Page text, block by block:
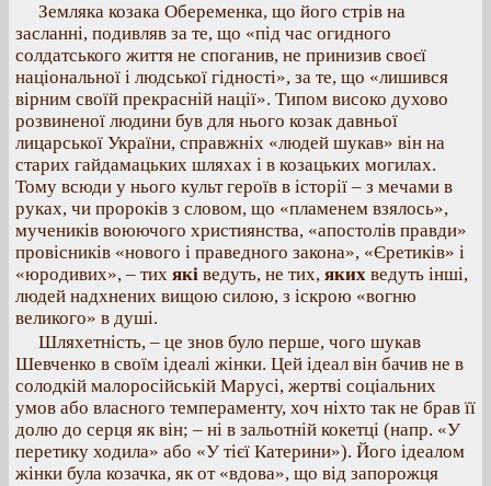
Земляка козака Обеременка, що його стрів на
засланні, подивляв за те, що «під час огидного
солдатського життя не споганив, не принизив своєї
національної і людської гідності», за те, що «лишився
вірним своїй прекрасній нації». Типом високо духово
розвиненої людини був для нього козак давньої
лицарської України, справжніх «людей шукав» він на
старих гайдамацьких шляхах і в козацьких могилах.
Тому всюди у нього культ героїв в історії – з мечами в
руках, чи пророків з словом, що «пламенем взялось»,
мучеників воюючого християнства, «апостолів правди»
провісників «нового і праведного закона», «Єретиків» і
«юродивих», – тих які ведуть, не тих, яких ведуть інші,
людей надхнених вищою силою, з іскрою «вогню
великого» в душі.
Шляхетність, – це знов було перше, чого шукав
Шевченко в своїм ідеалі жінки. Цей ідеал він бачив не в
солодкій малоросійській Марусі, жертві соціальних
умов або власного темпераменту, хоч ніхто так не брав її
долю до серця як він; – ні в зальотній кокетці (напр. «У
перетику ходила» або «У тієї Катерини»). Його ідеалом
жінки була козачка, як от «вдова», що від запорожця